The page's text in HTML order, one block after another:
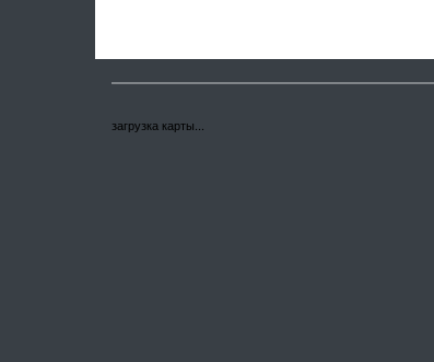
загрузка карты...